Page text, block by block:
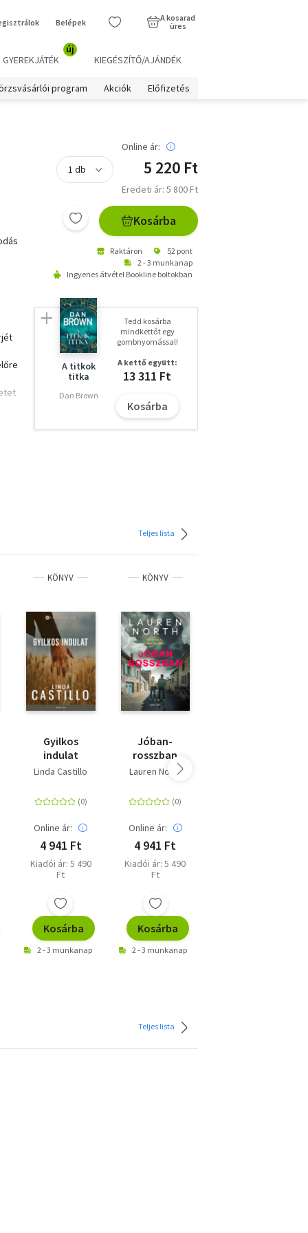
Belépek
A kosarad
üres
GYEREKJÁTÉK
új
KIEGÉSZÍTŐ/AJÁNDÉK
program Akciók Előfizetés
Online ár:
5 220 Ft
Eredeti ár: 5 800 Ft
Kosárba
Raktáron
52 pont
2 - 3 munkanap
Ingyenes átvétel Bookline boltokban
A titkok
titka
Dan Brown
Tedd kosárba
mindkettőt egy
gombnyomással!
A kettő együtt:
13 311 Ft
Kosárba
Teljes lista
KÖNYV
Gyilkos
indulat
Linda Castillo
Online ár:
4 941 Ft
Kiadói ár: 5 490
Ft
Kosárba
2 - 3 munkanap
KÖNYV
Jóban-
rosszban
Lauren North
Online ár:
4 941 Ft
Kiadói ár: 5 490
Ft
Kosárba
2 - 3 munkanap
Teljes lista